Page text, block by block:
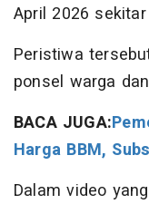
April 2026
Peristiwa
ponsel warga
BACA JUGA:
Harga BBM,
Dalam video